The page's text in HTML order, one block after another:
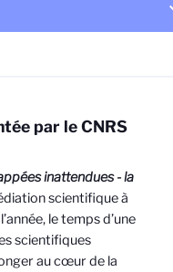
par le CNRS
inattendues - la
scientifique à
le temps d’une
scientifiques
au cœur de la